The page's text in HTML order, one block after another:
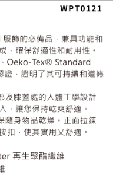
別帳號之用戶狀況，依本公司即
之情形，本公司將視審查結果
註冊。若發現惡意使用之情形，
使用額度並採取法律行動。